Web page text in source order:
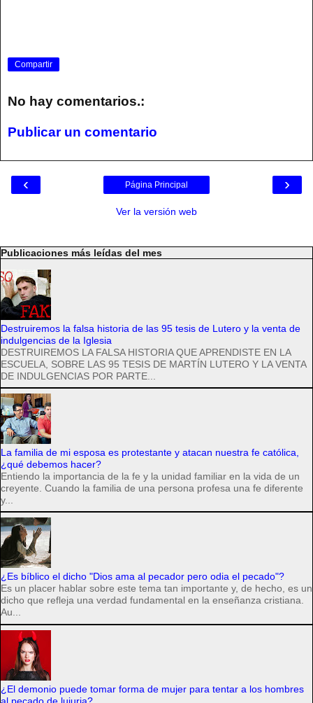
Compartir
No hay comentarios.:
Publicar un comentario
‹ ›
Página Principal
Ver la versión web
Publicaciones más leídas del mes
Destruiremos la falsa historia de las 95 tesis de Lutero y la venta de
indulgencias de la Iglesia
DESTRUIREMOS LA FALSA HISTORIA QUE APRENDISTE EN LA
ESCUELA, SOBRE LAS 95 TESIS DE MARTÍN LUTERO Y LA VENTA
DE INDULGENCIAS POR PARTE...
La familia de mi esposa es protestante y atacan nuestra fe católica,
¿qué debemos hacer?
Entiendo la importancia de la fe y la unidad familiar en la vida de un
creyente. Cuando la familia de una persona profesa una fe diferente
y...
¿Es bíblico el dicho "Dios ama al pecador pero odia el pecado"?
Es un placer hablar sobre este tema tan importante y, de hecho, es un
dicho que refleja una verdad fundamental en la enseñanza cristiana.
Au...
¿El demonio puede tomar forma de mujer para tentar a los hombres
al pecado de lujuria?